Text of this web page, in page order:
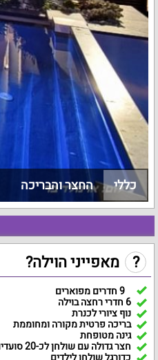
כללי החצר והבריכה
? מאפייני הוילה?
9 חדרים מפוארים
6 חדרי רחצה בוילה
נוף ציורי לכנרת
בריכה פרטית מקורה ומחוממת
גינה מטופחת
חצר גדולה עם שולחן לכ-20 סועדים